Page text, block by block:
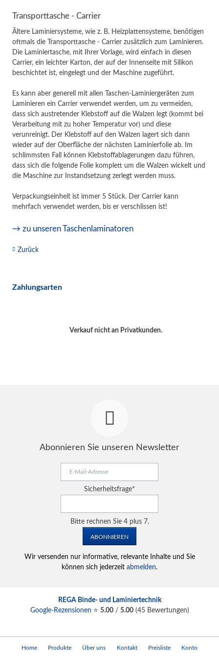
Transporttasche - Carrier
Ältere Laminiersysteme, wie z. B. Heizplattensysteme, benötigen
oftmals die Transporttasche - Carrier zusätzlich zum Laminieren.
Die Laminiertasche, mit Ihrer Vorlage, wird einfach in diesen
Carrier, ein leichter Karton, der auf der Innenseite mit Silikon
beschichtet ist, eingelegt und der Maschine zugeführt.
Es kann aber generell mit allen Taschen-Laminiergeräten zum
Laminieren ein Carrier verwendet werden, um zu vermeiden,
dass sich austretender Klebstoff auf die Walzen legt (kommt bei
Verarbeitung mit zu hoher Temperatur vor) und diese
verunreinigt. Der Klebstoff auf den Walzen lagert sich dann
wieder auf der Oberfläche der nächsten Laminierfolie ab. Im
schlimmsten Fall können Klebstoffablagerungen dazu führen,
dass sich die folgende Folie komplett um die Walzen wickelt und
die Maschine zur Instandsetzung zerlegt werden muss.
Verpackungseinheit ist immer 5 Stück. Der Carrier kann
mehrfach verwendet werden, bis er verschlissen ist!
→ zu unseren Taschenlaminatoren
Zurück
Zahlungsarten
Verkauf nicht an Privatkunden.
Abonnieren Sie unseren Newsletter
Adresse
Pflichtfeld
Sicherheitsfrage*
Bitte rechnen Sie 4 plus 7.
ABONNIEREN
Wir versenden nur informative, relevante Inhalte und Sie
können sich jederzeit abmelden.
Home Produkte Über uns Kontakt Preisliste Konto
REGA Binde- und Laminiertechnik
Google-Rezensionen ⭐ 5.00/ 5.00(45Bewertungen)